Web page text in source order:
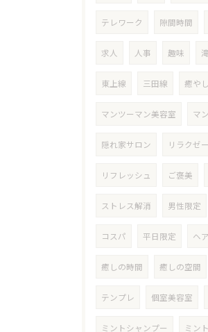
テレワーク 隙間時間
求人 人事 趣味
東上線 三田線 癒や
マンツーマン美容室 マ
隠れ家サロン リラクゼ
リフレッシュ ご褒美
ストレス解消 男性限定
コスパ 平日限定 ヘ
癒しの時間 癒しの空間
テンプレ 個室美容室
ミントシャンプー ミン